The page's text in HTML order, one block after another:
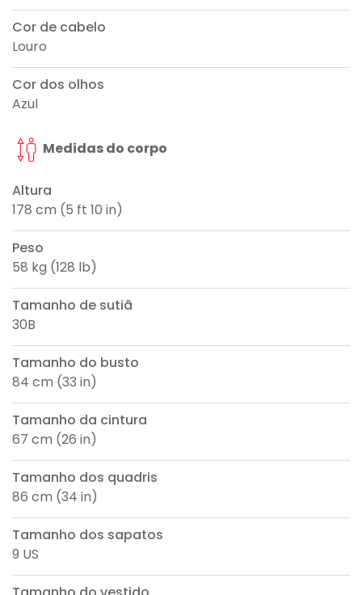
Cor de cabelo
Louro
Cor dos olhos
Azul
Medidas do corpo
Altura
178 cm (5 ft 10 in)
Peso
58 kg (128 lb)
Tamanho de sutiã
30B
Tamanho do busto
84 cm (33 in)
Tamanho da cintura
67 cm (26 in)
Tamanho dos quadris
86 cm (34 in)
Tamanho dos sapatos
9 US